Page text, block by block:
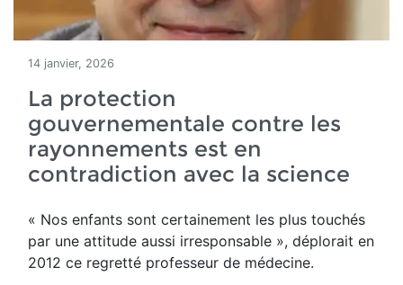
14 janvier, 2026
La protection
gouvernementale contre les
rayonnements est en
contradiction avec la science
« Nos enfants sont certainement les plus touchés
par une attitude aussi irresponsable », déplorait en
2012 ce regretté professeur de médecine.